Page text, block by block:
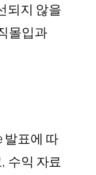
되지 않을
몰입과
발표에 따
수익 자료